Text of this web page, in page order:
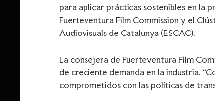
para aplicar prácticas sostenibles en la
Fuerteventura Film Commission y el
Audiovisuals de Catalunya (ESCAC).
La consejera de Fuerteventura Film
de creciente demanda en la industria.
comprometidos con las políticas de